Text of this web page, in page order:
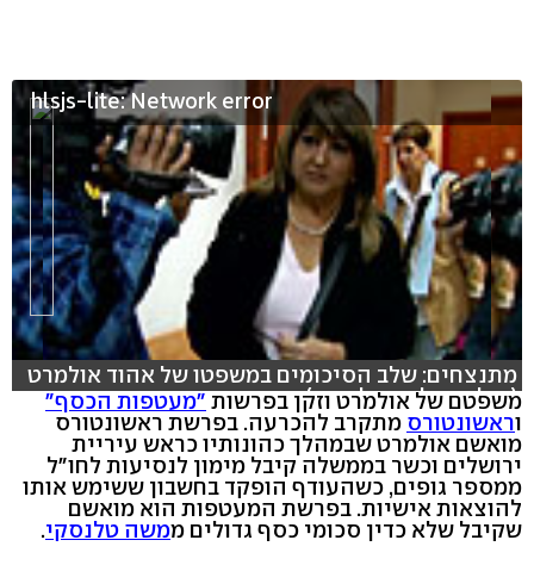
hlsjs-lite: Network error
מתנצחים: שלב הסיכומים במשפטו של אהוד אולמרט
(צילום: אלי מנדלבאום)
משפטם של אולמרט וזקן בפרשות "מעטפות הכסף"
וראשונטורס מתקרב להכרעה. בפרשת ראשונטורס
מואשם אולמרט שבמהלך כהונותיו כראש עיריית
ירושלים וכשר בממשלה קיבל מימון לנסיעות לחו"ל
ממספר גופים, כשהעודף הופקד בחשבון ששימש אותו
להוצאות אישיות. בפרשת המעטפות הוא מואשם
שקיבל שלא כדין סכומי כסף גדולים ממשה טלנסקי.